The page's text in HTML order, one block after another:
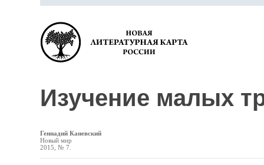
Изучение малых
Геннадий Каневский
Новый мир
2015, № 7.